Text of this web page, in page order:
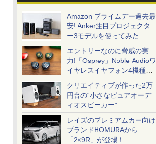
Amazon プライムデー過去最
安! Anker注目プロジェクタ
ー3モデルを使ってみた
エントリーなのに脅威の実
力!「Osprey」Noble Audioワ
イヤレスイヤフォン4機種を
一気に聴く
クリエイティブが作った2万
円台の“小さなピュアオーデ
ィオスピーカー”
レイズのプレミアムカー向け
ブランドHOMURAから
「2×9R」が登場！